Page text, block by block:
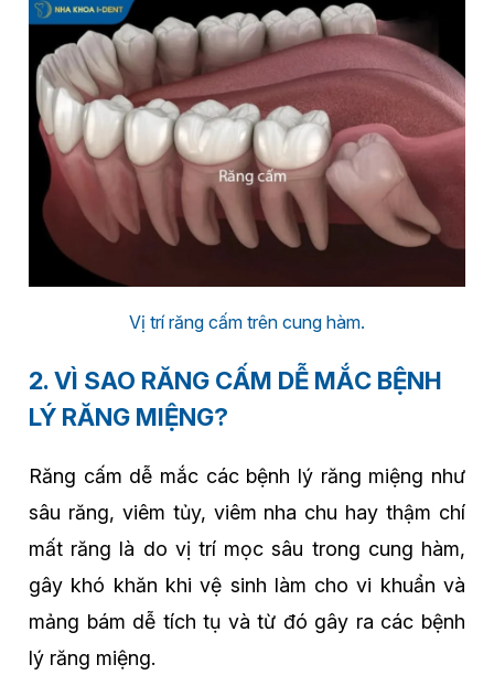
Vị trí răng cấm trên cung hàm.
2. VÌ SAO RĂNG CẤM DỄ MẮC BỆNH
LÝ RĂNG MIỆNG?
Răng cấm dễ mắc các bệnh lý răng miệng như
sâu răng, viêm tủy, viêm nha chu hay thậm chí
mất răng là do vị trí mọc sâu trong cung hàm,
gây khó khăn khi vệ sinh làm cho vi khuẩn và
mảng bám dễ tích tụ và từ đó gây ra các bệnh
lý răng miệng.